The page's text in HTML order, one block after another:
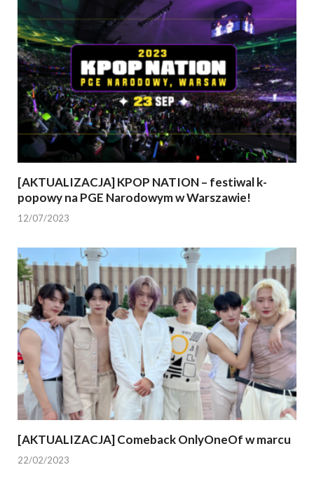
[AKTUALIZACJA] KPOP NATION – festiwal k-
popowy na PGE Narodowym w Warszawie!
12/07/2023
[AKTUALIZACJA] Comeback OnlyOneOf w marcu
22/02/2023